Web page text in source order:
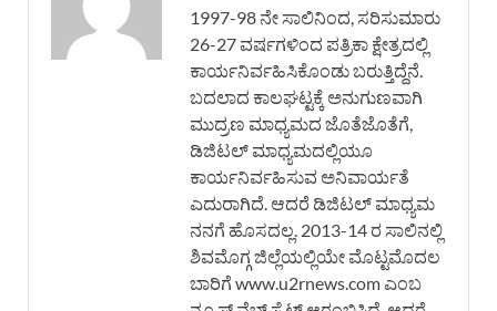
1997-98 ನೇ ಸಾಲಿನಿಂದ, ಸರಿಸುಮಾರು
26-27 ವರ್ಷಗಳಿಂದ ಪತ್ರಿಕಾ ಕ್ಷೇತ್ರದಲ್ಲಿ
ಕಾರ್ಯನಿರ್ವಹಿಸಿಕೊಂಡು ಬರುತ್ತಿದ್ದೆನೆ.
ಬದಲಾದ ಕಾಲಘಟ್ಟಕ್ಕೆ ಅನುಗುಣವಾಗಿ
ಮುದ್ರಣ ಮಾಧ್ಯಮದ ಜೊತೆಜೊತೆಗೆ,
ಡಿಜಿಟಲ್ ಮಾಧ್ಯಮದಲ್ಲಿಯೂ
ಕಾರ್ಯನಿರ್ವಹಿಸುವ ಅನಿವಾರ್ಯತೆ
ಎದುರಾಗಿದೆ. ಆದರೆ ಡಿಜಿಟಲ್ ಮಾಧ್ಯಮ
ನನಗೆ ಹೊಸದಲ್ಲ. 2013-14 ರ ಸಾಲಿನಲ್ಲಿ
ಶಿವಮೊಗ್ಗ ಜಿಲ್ಲೆಯಲ್ಲಿಯೇ ಮೊಟ್ಟಮೊದಲ
ಬಾರಿಗೆ www.u2rnews.com ಎಂಬ